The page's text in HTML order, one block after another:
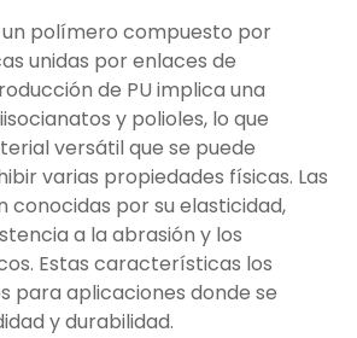
un polímero compuesto por
unidas por enlaces de
de PU implica una
y polioles, lo que
versátil que se puede
varias propiedades físicas. Las
conocidas por su elasticidad,
a la abrasión y los
Estas características los
para aplicaciones donde se
y durabilidad.